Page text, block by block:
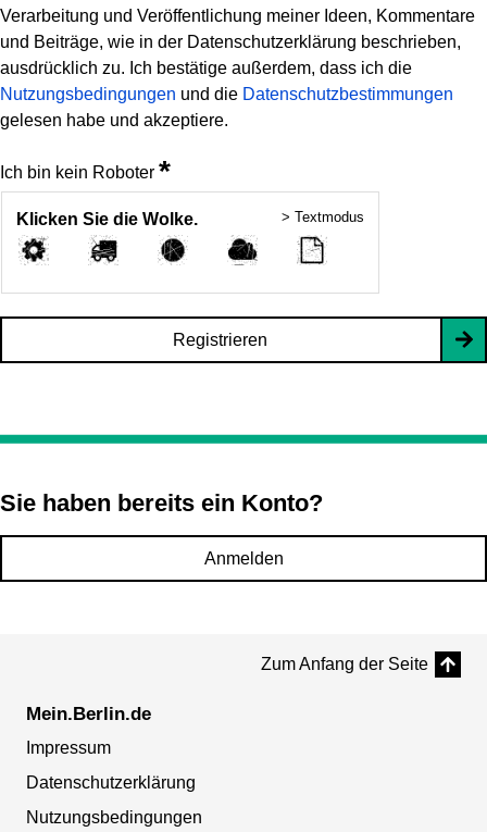
Verarbeitung und Veröffentlichung meiner Ideen, Kommentare
und Beiträge, wie in der Datenschutzerklärung beschrieben,
ausdrücklich zu. Ich bestätige außerdem, dass ich die
Nutzungsbedingungen und die Datenschutzbestimmungen
gelesen habe und akzeptiere.
Ich bin kein Roboter *
Klicken Sie die Wolke. > Textmodus
Registrieren
Sie haben bereits ein Konto?
Anmelden
Zum Anfang der Seite
Mein.Berlin.de
Impressum
Datenschutzerklärung
Nutzungsbedingungen